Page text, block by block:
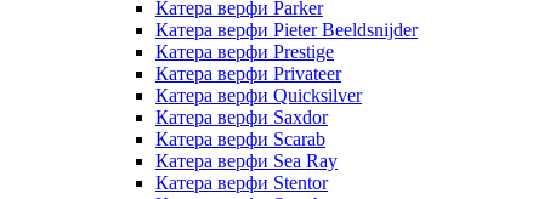
Катера верфи Parker
Катера верфи Pieter Beeldsnijder
Катера верфи Prestige
Катера верфи Privateer
Катера верфи Quicksilver
Катера верфи Saxdor
Катера верфи Scarab
Катера верфи Sea Ray
Катера верфи Stentor